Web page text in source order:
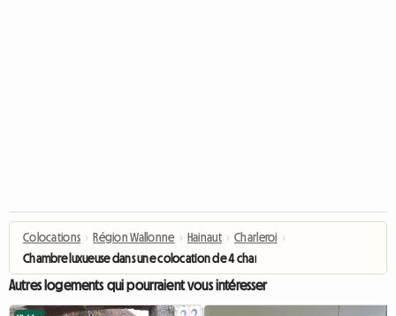
Colocations › Région Wallonne › Hainaut › Charleroi ›
Chambre luxueuse dans une colocation de 4 chambres
Autres logements qui pourraient vous intéresser